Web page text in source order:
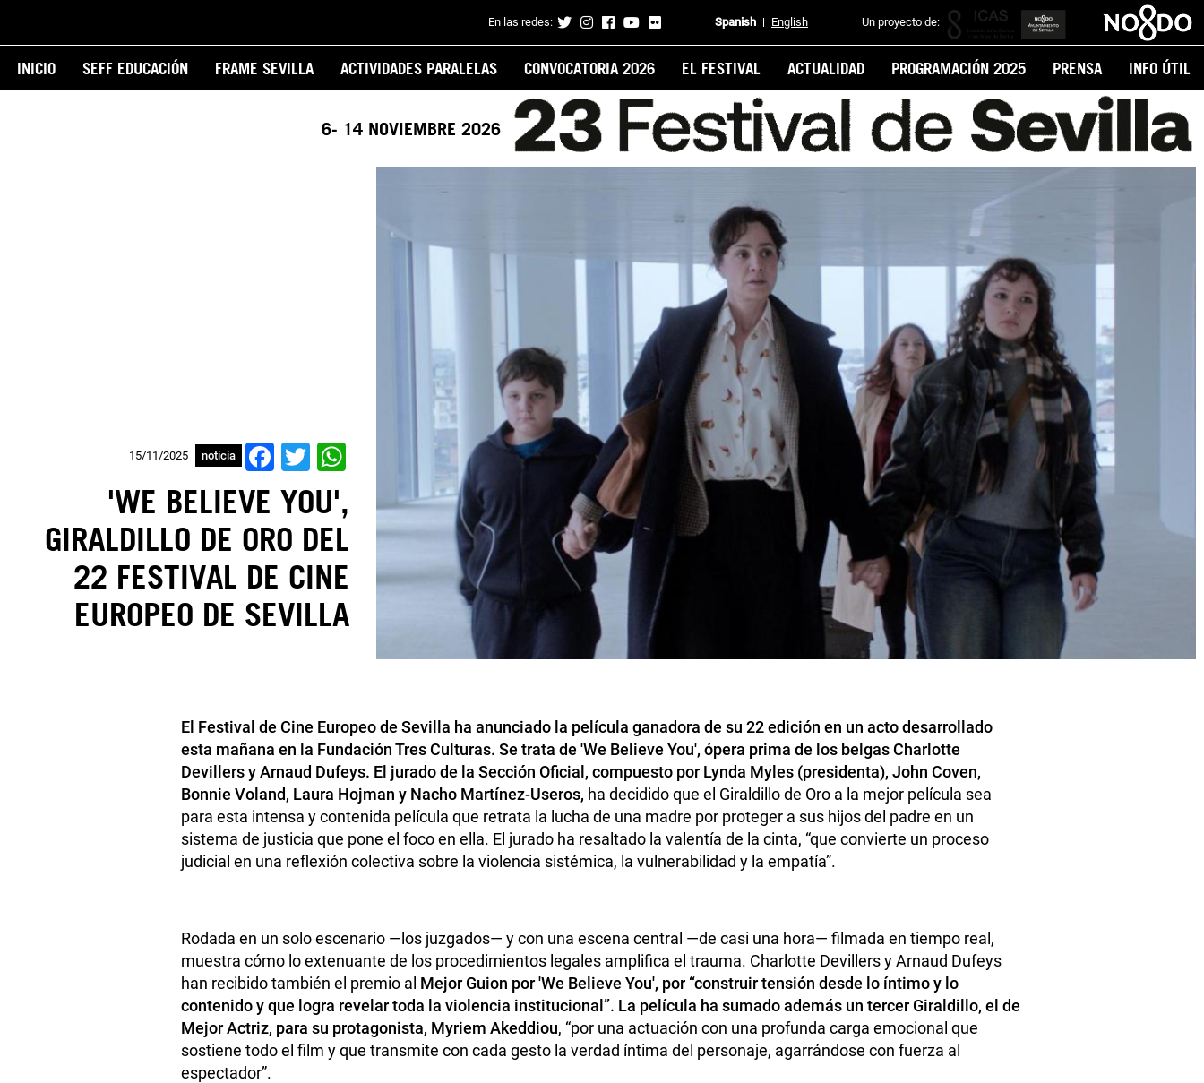
principal
En las redes: Spanish English Un proyecto de:
Main
INICIO SEFF EDUCACIÓN FRAME SEVILLA ACTIVIDADES PARALELAS CONVOCATORIA 2026 EL FESTIVAL ACTUALIDAD PROGRAMACIÓN 2025 PRENSA INFO ÚTIL
6- 14 NOVIEMBRE 2026
15/11/2025 noticia Facebook
TwitterWhatsApp
'WE BELIEVE YOU',
GIRALDILLO DE ORO DEL
22 FESTIVAL DE CINE
EUROPEO DE SEVILLA
El Festival de Cine Europeo de Sevilla ha anunciado la película ganadora de su 22 edición en un acto desarrollado
esta mañana en la Fundación Tres Culturas. Se trata de 'We Believe You', ópera prima de los belgas Charlotte
Devillers y Arnaud Dufeys. El jurado de la Sección Oficial, compuesto por Lynda Myles (presidenta), John Coven,
Bonnie Voland, Laura Hojman y Nacho Martínez-Useros, ha decidido que el Giraldillo de Oro a la mejor película sea
para esta intensa y contenida película que retrata la lucha de una madre por proteger a sus hijos del padre en un
sistema de justicia que pone el foco en ella. El jurado ha resaltado la valentía de la cinta, “que convierte un proceso
judicial en una reflexión colectiva sobre la violencia sistémica, la vulnerabilidad y la empatía”.
Rodada en un solo escenario —los juzgados— y con una escena central —de casi una hora— filmada en tiempo real,
muestra cómo lo extenuante de los procedimientos legales amplifica el trauma. Charlotte Devillers y Arnaud Dufeys
han recibido también el premio al Mejor Guion por 'We Believe You', por “construir tensión desde lo íntimo y lo
contenido y que logra revelar toda la violencia institucional”. La película ha sumado además un tercer Giraldillo, el de
Mejor Actriz, para su protagonista, Myriem Akeddiou, “por una actuación con una profunda carga emocional que
sostiene todo el film y que transmite con cada gesto la verdad íntima del personaje, agarrándose con fuerza al
espectador”.